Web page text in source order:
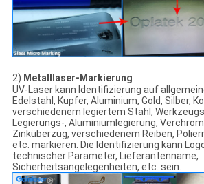
2) Metalllaser-Markierung
UV-Laser kann Identifizierung auf
Edelstahl, Kupfer, Aluminium, Gold, Silber,
verschiedenem legiertem Stahl,
Legierungs-, Aluminiumlegierung,
Zinküberzug, verschiedenem Reiben,
etc. markieren. Die Identifizierung kann
technischer Parameter, Lieferantenname,
Sicherheitsangelegenheiten, etc. sein.